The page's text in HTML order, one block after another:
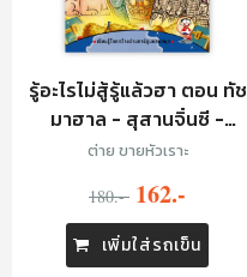
รู้อะไรไม่สู้รู้แล้วฮา ตอน ทัช
มาฮาล - สุสานจิ๋นซี -
พีระมิด
ต่าย ขายหัวเราะ
180.- 162.-
เพิ่มใส่รถเข็น